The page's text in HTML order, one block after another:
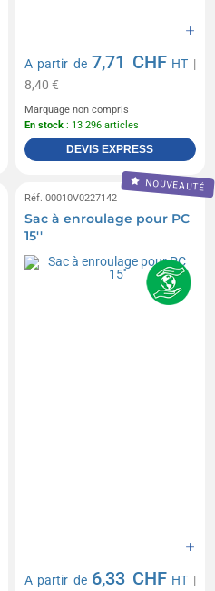
A partir de 7,71 CHF HT |
8,40 €
Marquage non compris
En stock : 13 296 articles
DEVIS EXPRESS
NOUVEAUTÉ
Réf. 00010V0227142
Sac à enroulage pour PC
15''
A partir de 6,33 CHF HT |